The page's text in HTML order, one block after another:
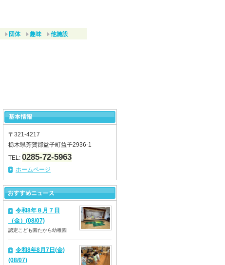
団体 趣味 他施設
〒321-4217
栃木県芳賀郡益子町益子2936-1
TEL: 0285-72-5963
ホームページ
令和8年８月７日
（金）(08/07)
認定こども園たから幼稚園
令和8年8月7日(金)
(08/07)